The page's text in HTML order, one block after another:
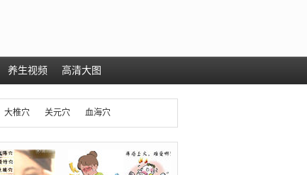
养生视频 高清大图
大椎穴 关元穴 血海穴